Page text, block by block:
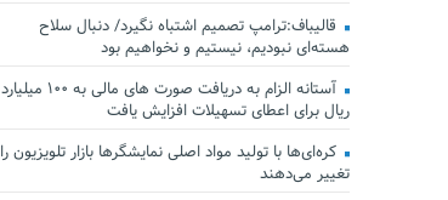
قالیباف:ترامپ تصمیم اشتباه نگیرد/ دنبال سلاح
هسته‌ای نبودیم، نیستیم و نخواهیم بود
آستانه الزام به دریافت صورت های مالی به ۱۰۰ میلیارد
ریال برای اعطای تسهیلات افزایش یافت
کره‌ای‌ها با تولید مواد اصلی نمایشگرها بازار تلویزیون را
تغییر می‌دهند